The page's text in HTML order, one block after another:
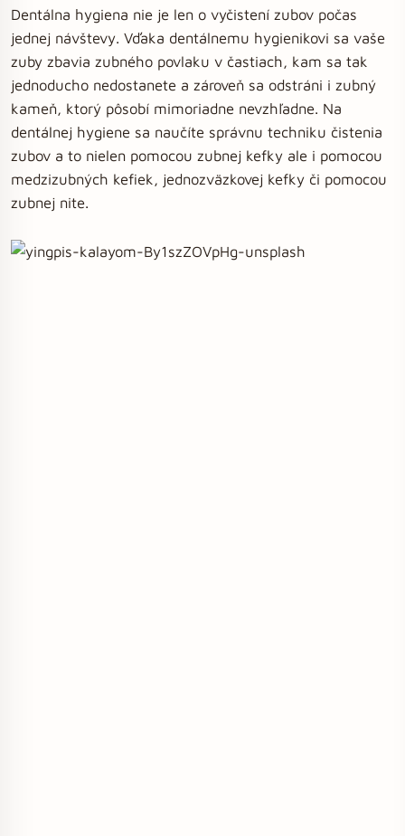
Dentálna hygiena nie je len o vyčistení zubov počas
jednej návštevy. Vďaka dentálnemu hygienikovi sa vaše
zuby zbavia zubného povlaku v častiach, kam sa tak
jednoducho nedostanete a zároveň sa odstráni i zubný
kameň, ktorý pôsobí mimoriadne nevzhľadne. Na
dentálnej hygiene sa naučíte správnu techniku čistenia
zubov a to nielen pomocou zubnej kefky ale i pomocou
medzizubných kefiek, jednozväzkovej kefky či pomocou
zubnej nite.